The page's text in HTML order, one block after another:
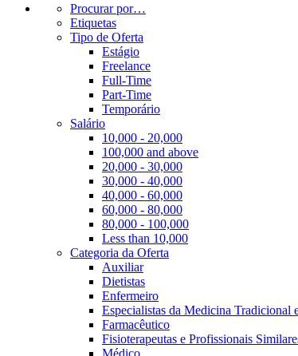
Procurar por…
Etiquetas
Tipo de Oferta
Estágio
Freelance
Full-Time
Part-Time
Temporário
Salário
10,000 - 20,000
100,000 and above
20,000 - 30,000
30,000 - 40,000
40,000 - 60,000
60,000 - 80,000
80,000 - 100,000
Less than 10,000
Categoria da Oferta
Auxiliar
Dietistas
Enfermeiro
Especialistas da Medicina Tradicional
Farmacêutico
Fisioterapeutas e Profissionais
Médico